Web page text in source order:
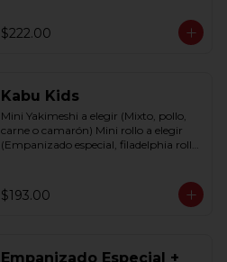
$222.00
Kabu Kids
Mini Yakimeshi a elegir (Mixto, pollo,
carne o camarón) Mini rollo a elegir
(Empanizado especial, filadelphia roll,
$193.00
Empanizado Especial +